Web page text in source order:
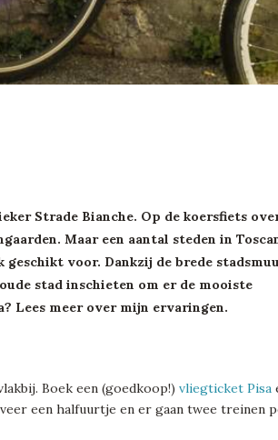
Strade Bianche. Op de koersfiets
Maar een aantal steden in
voor. Dankzij de brede
stad inschieten om er de mooiste
Lees meer over mijn ervaringen.
Boek een (goedkoop!) vliegticket Pisa
een halfuurtje en er gaan twee treinen